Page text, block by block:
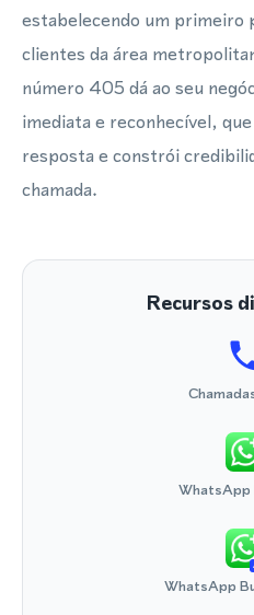
estabelecendo um primeiro
clientes da área
número 405 dá ao seu
imediata e reconhecível,
resposta e constrói
chamada.
Recursos
WhatsApp
WhatsApp